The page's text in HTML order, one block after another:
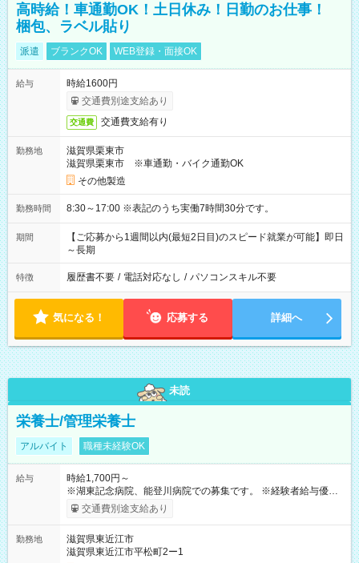
高時給！車通勤OK！土日休み！日勤のお仕事！
梱包、ラベル貼り
派遣 ブランクOK WEB登録・面接OK
給与
時給1600円
交通費別途支給あり
交通費 交通費支給有り
勤務地
滋賀県栗東市
滋賀県栗東市 ※車通勤・バイク通勤OK
その他製造
勤務時間 8:30～17:00 ※表記のうち実働7時間30分です。
期間
【ご応募から1週間以内(最短2日目)のスピード就業が可能】即日
～長期
特徴 履歴書不要 / 電話対応なし / パソコンスキル不要
気になる！ 応募する 詳細へ
未読
栄養士/管理栄養士
アルバイト 職種未経験OK
給与
時給1,700円～
※湖東記念病院、能登川病院での募集です。 ※経験者給与優遇
※経験・能力等を考慮の上、加給・優遇いたします。 ※残業代
は全額支給します。 ※交通費（最大600円／月） 【試用期間】
時と同じです。
交通費別途支給あり
勤務地
滋賀県東近江市
滋賀県東近江市平松町2ー1